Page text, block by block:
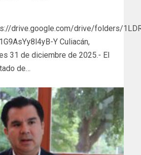
drive.google.com/drive/folders/
Y Culiacán,
31 de diciembre de 2025.- El
de…